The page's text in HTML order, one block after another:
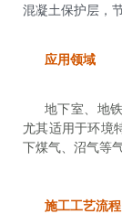
混凝土保护层，
应用领域
地下室、地
尤其适用于环境
下煤气、沼气等
施工工艺流程